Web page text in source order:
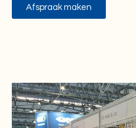
Afspraak maken